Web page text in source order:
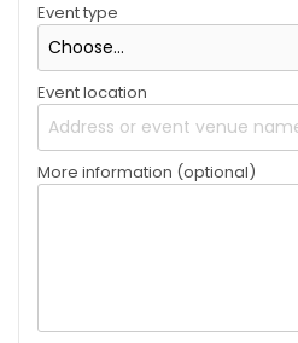
Event type
Event location
More information (optional)